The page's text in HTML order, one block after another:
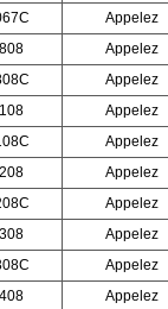
Appelez
Appelez
Appelez
Appelez
Appelez
Appelez
Appelez
Appelez
Appelez
Appelez